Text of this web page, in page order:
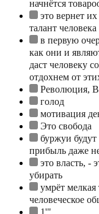
начнётся
это вернет
талант человека
в первую
как они и
даст человеку
отдохнем от
Революция,
голод
мотивация
Это свобода
буржуи будут
прибыль даже
это власть, -
убирать
умрёт мелкая
человеческое